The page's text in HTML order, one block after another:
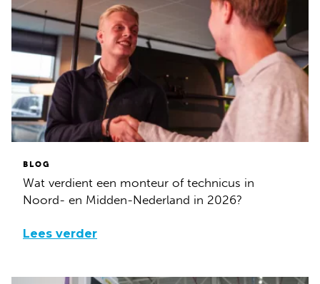
BLOG
Wat verdient een monteur of technicus in
Noord- en Midden-Nederland in 2026?
Lees verder